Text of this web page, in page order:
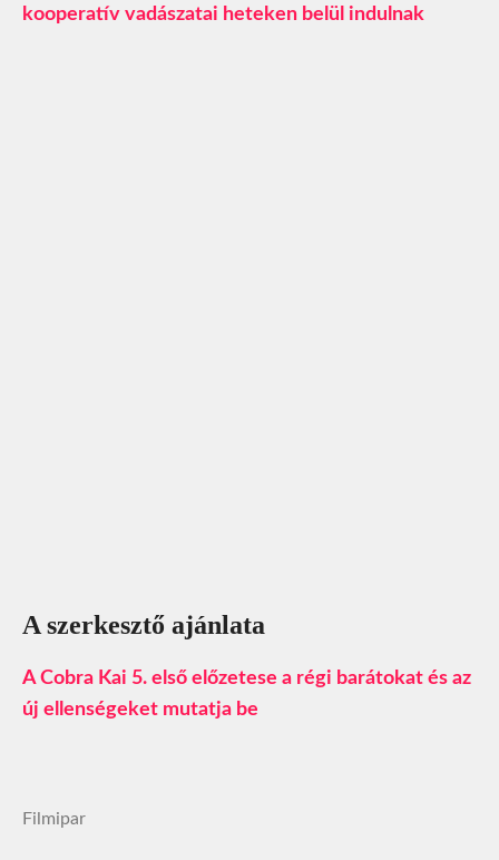
kooperatív vadászatai heteken belül indulnak
A szerkesztő ajánlata
A Cobra Kai 5. első előzetese a régi barátokat és az
új ellenségeket mutatja be
Filmipar